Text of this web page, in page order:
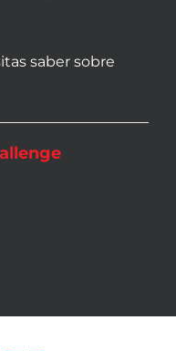
saber sobre